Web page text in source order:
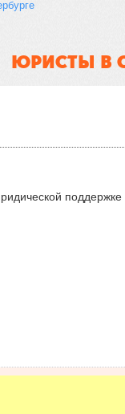
ЮРИСТЫ В